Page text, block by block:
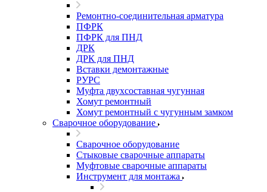
Ремонтно-соединительная арматура
ПФРК
ПФРК для ПНД
ДРК
ДРК для ПНД
Вставки демонтажные
РУРС
Муфта двухсоставная чугунная
Хомут ремонтный
Хомут ремонтный с чугунным замком
Сварочное оборудование
Сварочное оборудование
Стыковые сварочные аппараты
Муфтовые сварочные аппараты
Инструмент для монтажа